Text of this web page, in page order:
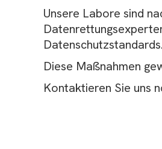
Unsere Labore sind
Datenschutzstandards.
Diese Maßnahmen
Kontaktieren Sie uns